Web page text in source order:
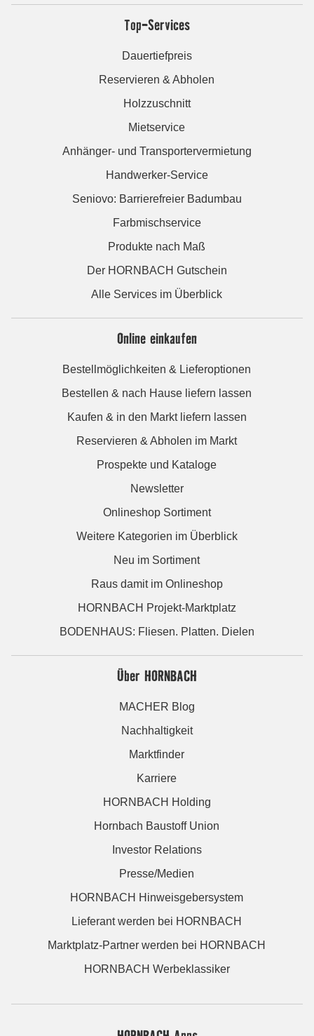
Top-Services
Dauertiefpreis
Reservieren & Abholen
Holzzuschnitt
Mietservice
Anhänger- und Transportervermietung
Handwerker-Service
Seniovo: Barrierefreier Badumbau
Farbmischservice
Produkte nach Maß
Der HORNBACH Gutschein
Alle Services im Überblick
Online einkaufen
Bestellmöglichkeiten & Lieferoptionen
Bestellen & nach Hause liefern lassen
Kaufen & in den Markt liefern lassen
Reservieren & Abholen im Markt
Prospekte und Kataloge
Newsletter
Onlineshop Sortiment
Weitere Kategorien im Überblick
Neu im Sortiment
Raus damit im Onlineshop
HORNBACH Projekt-Marktplatz
BODENHAUS: Fliesen. Platten. Dielen
Über HORNBACH
MACHER Blog
Nachhaltigkeit
Marktfinder
Karriere
HORNBACH Holding
Hornbach Baustoff Union
Investor Relations
Presse/Medien
HORNBACH Hinweisgebersystem
Lieferant werden bei HORNBACH
Marktplatz-Partner werden bei HORNBACH
HORNBACH Werbeklassiker